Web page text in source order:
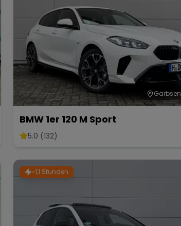
Garbsen
BMW 1er 120 M Sport
5.0 (132)
~1,1 Stunden